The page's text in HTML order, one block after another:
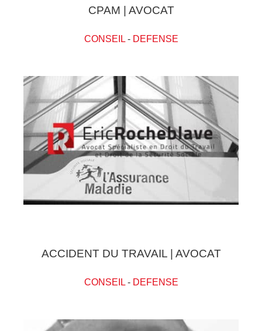
CPAM | AVOCAT
CONSEIL- DEFENSE
ACCIDENT DU TRAVAIL | AVOCAT
CONSEIL- DEFENSE